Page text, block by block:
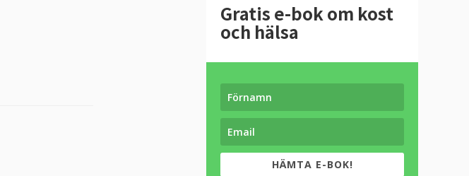
Gratis e-bok om kost
och hälsa
HÄMTA E-BOK!